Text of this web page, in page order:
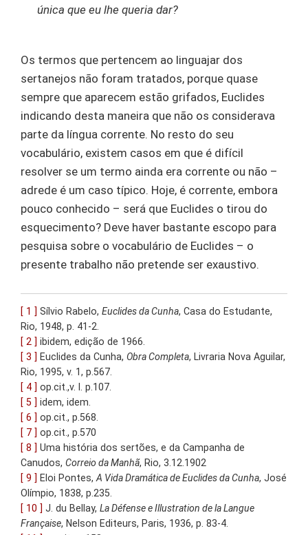
única que eu lhe queria dar?
Os termos que pertencem ao linguajar dos
sertanejos não foram tratados, porque quase
sempre que aparecem estão grifados, Euclides
indicando desta maneira que não os considerava
parte da língua corrente. No resto do seu
vocabulário, existem casos em que é difícil
resolver se um termo ainda era corrente ou não –
adrede é um caso típico. Hoje, é corrente, embora
pouco conhecido – será que Euclides o tirou do
esquecimento? Deve haver bastante escopo para
pesquisa sobre o vocabulário de Euclides – o
presente trabalho não pretende ser exaustivo.
[ 1 ] Sílvio Rabelo, Euclides da Cunha, Casa do Estudante,
Rio, 1948, p. 41-2.
[ 2 ] ibidem, edição de 1966.
[ 3 ] Euclides da Cunha, Obra Completa, Livraria Nova Aguilar,
Rio, 1995, v. 1, p.567.
[ 4 ] op.cit.,v. I. p.107.
[ 5 ] idem, idem.
[ 6 ] op.cit., p.568.
[ 7 ] op.cit., p.570
[ 8 ] Uma história dos sertões, e da Campanha de
Canudos, Correio da Manhã, Rio, 3.12.1902
[ 9 ] Eloi Pontes, A Vida Dramática de Euclides da Cunha, José
Olímpio, 1838, p.235.
[ 10 ] J. du Bellay, La Défense e Illustration de la Langue
Française, Nelson Editeurs, Paris, 1936, p. 83-4.